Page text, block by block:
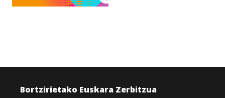
Bortzirietako Euskara Zerbitzua